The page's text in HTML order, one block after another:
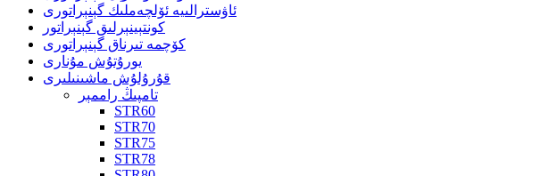
ئاۋسترالىيە ئۆلچەملىك گېنېراتورى
كونتېينېرلىق گېنېراتور
كۆچمە تىرناق گېنېراتورى
يورۇتۇش مۇنارى
قۇرۇلۇش ماشىنىلىرى
تامپىڭ راممېر
STR60
STR70
STR75
STR78